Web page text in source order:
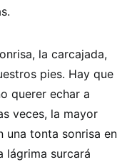
la carcajada,
pies. Hay que
querer echar a
veces, la mayor
una tonta sonrisa en
lágrima surcará